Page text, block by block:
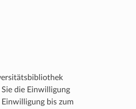
die Einwilligung
bis zum